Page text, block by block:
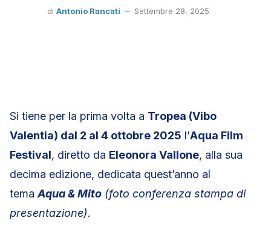
di Antonio Rancati – Settembre 28, 2025
Si tiene per la prima volta a Tropea (Vibo
Valentia) dal 2 al 4 ottobre 2025 l’Aqua Film
Festival, diretto da Eleonora Vallone, alla sua
decima edizione, dedicata quest’anno al
tema Aqua & Mito (foto conferenza stampa di
presentazione).